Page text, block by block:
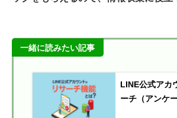
一緒に読みたい記事
LINE公式アカ
ーチ（アンケ